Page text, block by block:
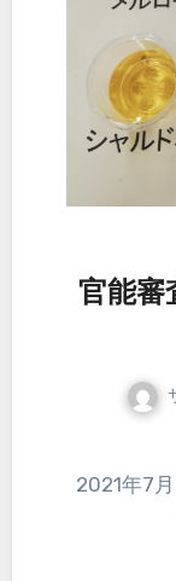
官能審
2021年7月2日、郡山市フィールドでは、7